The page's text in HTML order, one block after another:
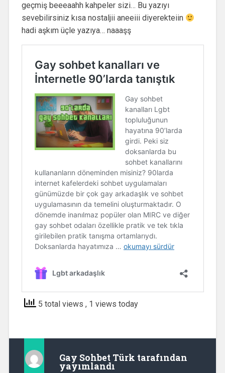
geçmiş beeeaahh kahpeler sizi… Bu yazıyı
sevebilirsiniz kısa nostaljii aneeiii diyerekteiin
hadi aşkım üçle yazıya… naaaşş
5 total views , 1 views today
Gay Sohbet Türk tarafından
yayımlandı